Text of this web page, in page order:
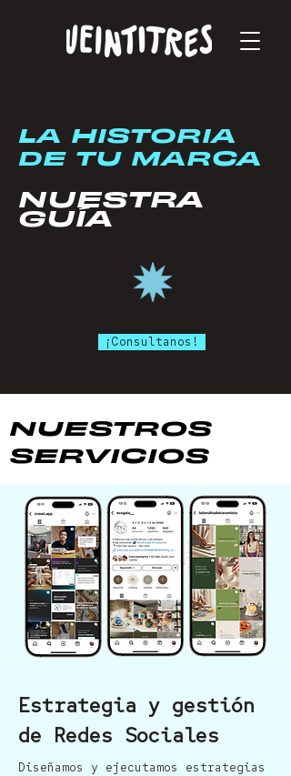
LA HISTORIA
DE TU MARCA
NUESTRA
GUÍA
¡Consultanos!
NUESTROS
SERVICIOS
Estrategia y gestión
de Redes Sociales
Diseñamos y ejecutamos estrategias